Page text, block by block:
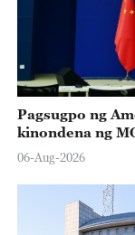
Pagsugpo ng
kinondena ng
06-Aug-2026